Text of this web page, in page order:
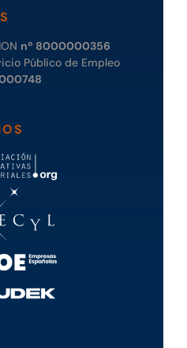
nº 8000000356
Público de Empleo